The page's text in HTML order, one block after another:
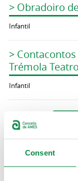
Consent
> Obradoiro
Infantil
>
Trémola Teatro
Infantil
« primeira